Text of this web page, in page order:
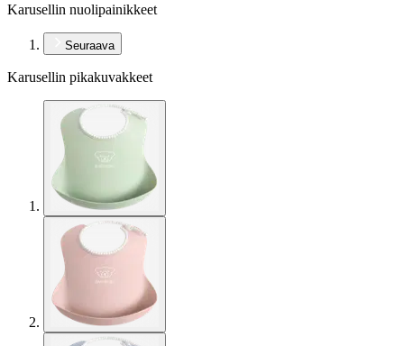
Karusellin nuolipainikkeet
Seuraava
Karusellin pikakuvakkeet